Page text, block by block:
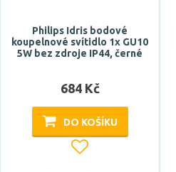
Philips Idris bodové
koupelnové svítidlo 1x GU10
5W bez zdroje IP44, černé
684 Kč
DO KOŠÍKU